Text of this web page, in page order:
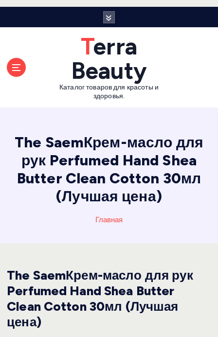
Terra
Beauty
Каталог товаров для красоты и
здоровья.
The SaemКрем-масло для
рук Perfumed Hand Shea
Butter Clean Cotton 30мл
(Лучшая цена)
Главная
The SaemКрем-масло для рук
Perfumed Hand Shea Butter
Clean Cotton 30мл (Лучшая
цена)